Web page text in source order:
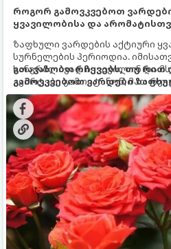
როგორ გამოვკვებოთ
ყვავილობისა და
ზაფხული ვარდების აქტიური
სურნელების პერიოდია.
ხანგრძლივად იყვავილონ და
კვირტები გამოიტანონ, მათ
გამოკვება სჭირდებათ.
მოთხოვნილებები იცვლება,
ვიცოდეთ, რომელი სასუქები
გთავაზობთ რჩევებს, თუ
გამოვკვებოთ ვარდები
შედეგის მისაღწევად: